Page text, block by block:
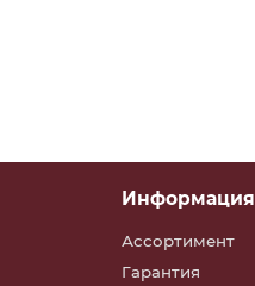
Информация
Ассортимент
Гарантия